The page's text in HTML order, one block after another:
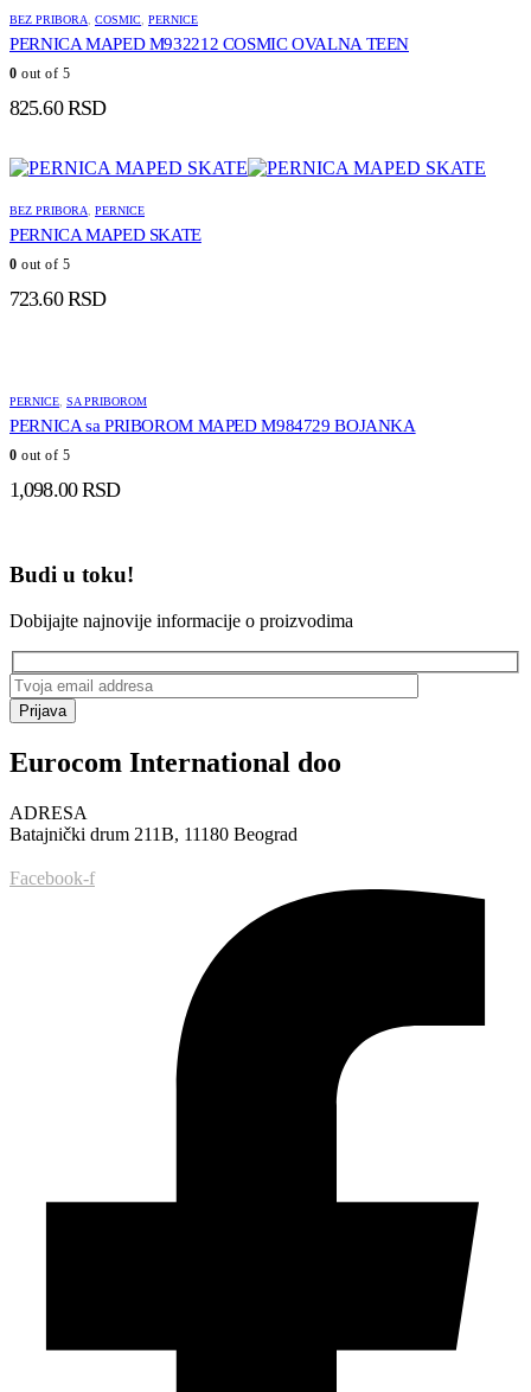
BEZ PRIBORA COSMIC PERNICE
PERNICA MAPED M932212 COSMIC OVALNA TEEN
0 out of 5
825.60RSD
BEZ PRIBORA PERNICE
PERNICA MAPED SKATE
0 out of 5
723.60RSD
PERNICE SA PRIBOROM
PERNICA sa PRIBOROM MAPED M984729 BOJANKA
0 out of 5
1,098.00RSD
Budi u toku!
Dobijajte najnovije informacije o proizvodima
Prijava
Eurocom International doo
ADRESA
Batajnički drum 211B, 11180 Beograd
Facebook-f